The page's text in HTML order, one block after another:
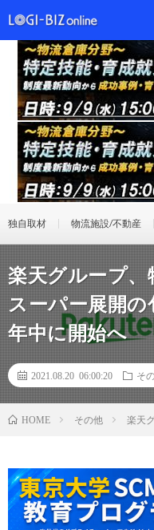
独自取材 物流施設/不動産
楽天グループ、
スーパー展開
年中に開始へ
2021.08.20 06:00:20 そ
HOME その他 楽天